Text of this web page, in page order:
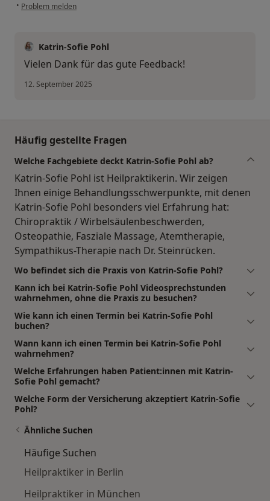
• Problem melden
Katrin-Sofie Pohl
Vielen Dank für das gute Feedback!
12. September 2025
Häufig gestellte Fragen
Welche Fachgebiete deckt Katrin-Sofie Pohl ab?
Katrin-Sofie Pohl ist Heilpraktikerin. Wir zeigen
Ihnen einige Behandlungsschwerpunkte, mit denen
Katrin-Sofie Pohl besonders viel Erfahrung hat:
Chiropraktik / Wirbelsäulenbeschwerden,
Osteopathie, Fasziale Massage, Atemtherapie,
Sympathikus-Therapie nach Dr. Steinrücken.
Wo befindet sich die Praxis von Katrin-Sofie Pohl?
Kann ich bei Katrin-Sofie Pohl Videosprechstunden
wahrnehmen, ohne die Praxis zu besuchen?
Wie kann ich einen Termin bei Katrin-Sofie Pohl
buchen?
Wann kann ich einen Termin bei Katrin-Sofie Pohl
wahrnehmen?
Welche Erfahrungen haben Patient:innen mit Katrin-
Sofie Pohl gemacht?
Welche Form der Versicherung akzeptiert Katrin-Sofie
Pohl?
Ähnliche Suchen
Häufige Suchen
Heilpraktiker in Berlin
Heilpraktiker in München